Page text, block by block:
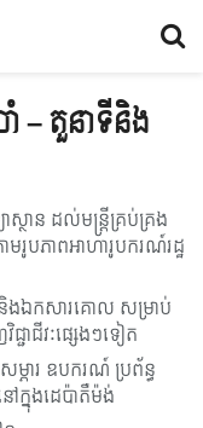
ាំ – តួនាទីនិង
ថាន ដល់មន្រ្តីគ្រប់គ្រង
មរូបភាពអាហារូបករណ៍រដ្ឋ
និងឯកសារគោល សម្រាប់
ជាជីវៈផ្សេងៗទៀត
ម្ភារ ឧបករណ៍​ ប្រព័ន្ធ
ក្នុងដេប៉ាតឺម៉ង់